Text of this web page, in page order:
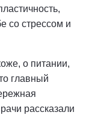
со стрессом и
о питании,
главный
рассказали